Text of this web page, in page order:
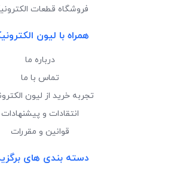
فروشگاه قطعات
همراه با لیون
درباره ما
تماس با ما
تجربه خرید از لیون
انتقادات و پیشنهادات
قوانین و مقررات
دسته بندی های